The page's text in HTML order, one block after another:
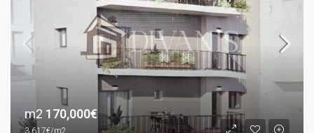
m2 170,000€
3,617€/m2